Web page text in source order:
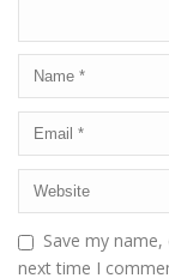
Save my
next time I